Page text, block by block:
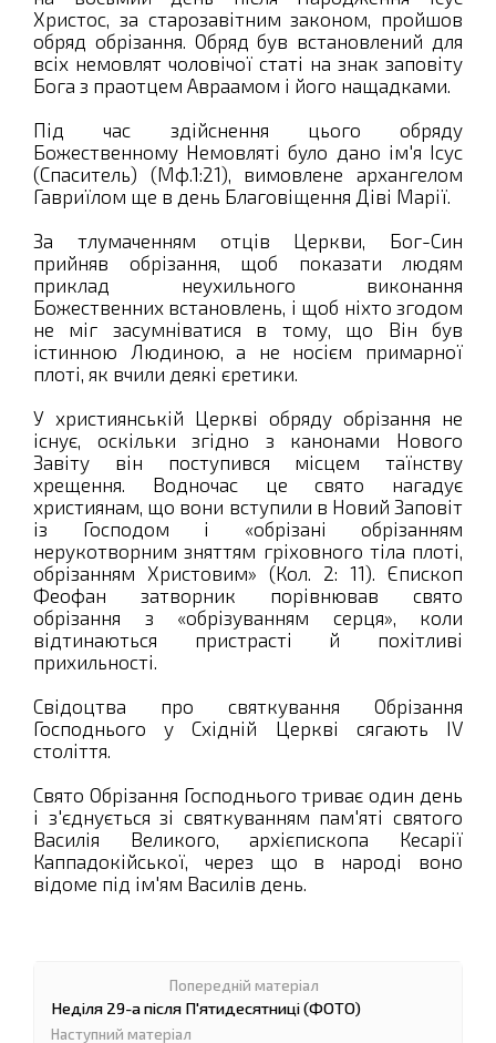
Христос, за старозавітним законом, пройшов
обряд обрізання. Обряд був встановлений для
всіх немовлят чоловічої статі на знак заповіту
Бога з праотцем Авраамом і його нащадками.
Під час здійснення цього обряду
Божественному Немовляті було дано ім'я Ісус
(Спаситель) (Мф.1:21), вимовлене архангелом
Гавриїлом ще в день Благовіщення Діві Марії.
За тлумаченням отців Церкви, Бог-Син
прийняв обрізання, щоб показати людям
приклад неухильного виконання
Божественних встановлень, і щоб ніхто згодом
не міг засумніватися в тому, що Він був
істинною Людиною, а не носієм примарної
плоті, як вчили деякі єретики.
У християнській Церкві обряду обрізання не
існує, оскільки згідно з канонами Нового
Завіту він поступився місцем таїнству
хрещення. Водночас це свято нагадує
християнам, що вони вступили в Новий Заповіт
із Господом і «обрізані обрізанням
нерукотворним зняттям гріховного тіла плоті,
обрізанням Христовим» (Кол. 2: 11). Єпископ
Феофан затворник порівнював свято
обрізання з «обрізуванням серця», коли
відтинаються пристрасті й похітливі
прихильності.
Свідоцтва про святкування Обрізання
Господнього у Східній Церкві сягають IV
століття.
Свято Обрізання Господнього триває один день
і з'єднується зі святкуванням пам'яті святого
Василія Великого, архієпископа Кесарії
Каппадокійської, через що в народі воно
відоме під ім'ям Василів день.
Неділя 29-а після П'ятидесятниці (ФОТО)